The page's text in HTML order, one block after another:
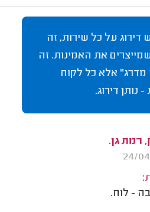
דירוג על כל שירות, זה
את האמינות. זה
מדרג" אלא כל לקוח
דירוג.
רמת גן.
- לוח.